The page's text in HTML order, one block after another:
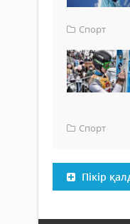
Спорт
Спорт
Пікір